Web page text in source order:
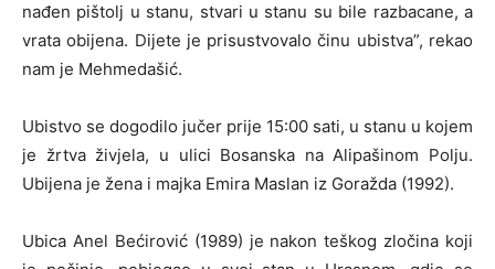
nađen pištolj u stanu, stvari u stanu su bile razbacane, a
vrata obijena. Dijete je prisustvovalo činu ubistva”, rekao
nam je Mehmedašić.
Ubistvo se dogodilo jučer prije 15:00 sati, u stanu u kojem
je žrtva živjela, u ulici Bosanska na Alipašinom Polju.
Ubijena je žena i majka Emira Maslan iz Goražda (1992).
Ubica Anel Bećirović (1989) je nakon teškog zločina koji